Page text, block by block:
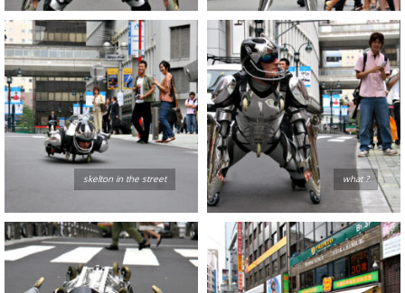
skelton in the street what ?